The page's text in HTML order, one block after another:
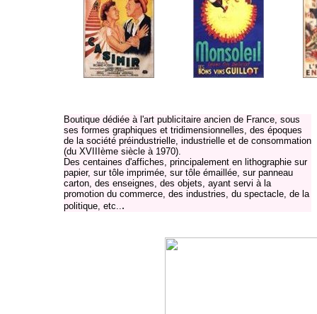
Boutique dédiée à l'art publicitaire ancien de France, sous
ses formes graphiques et tridimensionnelles, des époques
de la société préindustrielle, industrielle et de consommation
(du XVIIIème siècle à 1970).
Des centaines d'affiches, principalement en lithographie sur
papier, sur tôle imprimée, sur tôle émaillée, sur panneau
carton, des enseignes, des objets, ayant servi à la
promotion du commerce, des industries, du spectacle, de la
politique, etc...